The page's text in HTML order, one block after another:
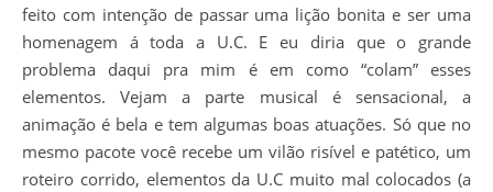
feito com intenção de passar uma lição bonita e ser uma
homenagem á toda a U.C. E eu diria que o grande
problema daqui pra mim é em como “colam” esses
elementos. Vejam a parte musical é sensacional, a
animação é bela e tem algumas boas atuações. Só que no
mesmo pacote você recebe um vilão risível e patético, um
roteiro corrido, elementos da U.C muito mal colocados (a